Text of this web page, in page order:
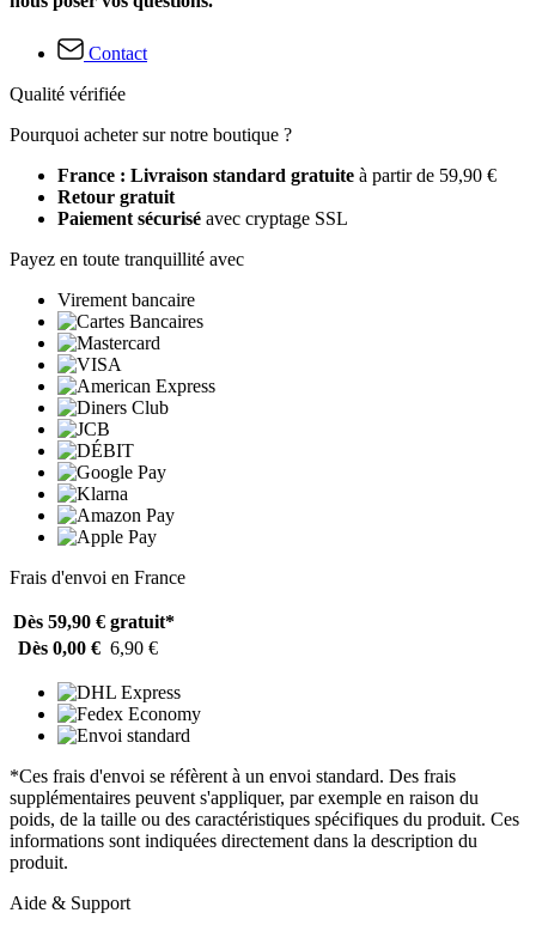
Contact
Qualité vérifiée
Pourquoi acheter sur notre boutique ?
France : Livraison standard gratuite à partir de 59,90 €
Retour gratuit
Paiement sécurisé avec cryptage SSL
Payez en toute tranquillité avec
Virement bancaire
Frais d'envoi en France
Dès 59,90 € gratuit*
Dès 0,00 € 6,90 €
*Ces frais d'envoi se réfèrent à un envoi standard. Des frais
supplémentaires peuvent s'appliquer, par exemple en raison du
poids, de la taille ou des caractéristiques spécifiques du produit. Ces
informations sont indiquées directement dans la description du
produit.
Aide & Support